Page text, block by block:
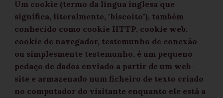
Um cookie (termo da língua inglesa que
significa, literalmente, "biscoito"), também
conhecido como cookie HTTP, cookie web,
cookie de navegador, testemunho de conexão
ou simplesmente testemunho, é um pequeno
pedaço de dados enviado a partir de um web-
site e armazenado num ficheiro de texto criado
no computador do visitante enquanto ele está a